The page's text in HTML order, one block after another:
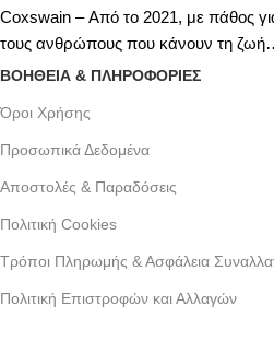
Coxswain – Από το 2021, με πάθος
τους ανθρώπους που κάνουν τη
ΒΟΗΘΕΙΑ & ΠΛΗΡΟΦΟΡΙΕΣ
Όροι Xρήσης
Προσωπικά Δεδομένα
Αποστολές & Παραδόσεις
Πολιτική Cookies
Τρόποι Πληρωμής & Ασφάλεια
Πολιτική Επιστροφών και Αλλαγών